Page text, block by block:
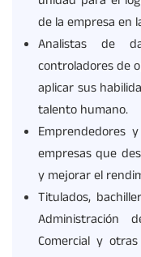
de la empresa en
Analistas de
controladores de
aplicar sus
talento humano.
Emprendedores
empresas que
y mejorar el
Titulados,
Administración
Comercial y